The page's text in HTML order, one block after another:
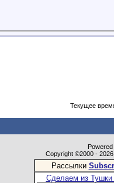
Текущее
Copyright ©2000 -
Рассылки
Сделаем из Тушки